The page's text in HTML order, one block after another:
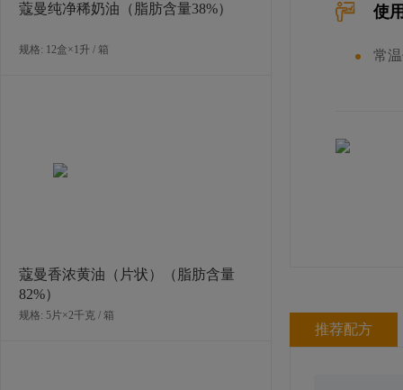
蔻曼纯净稀奶油（脂肪含量38%）
规格: 12盒×1升 / 箱
蔻曼香浓黄油（片状）（脂肪含量
82%）
规格: 5片×2千克 / 箱
使
常
推荐配方